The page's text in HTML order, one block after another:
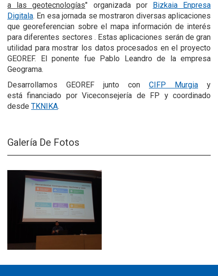
a las geotecnologías" organizada por Bizkaia Enpresa
Digitala. En esa jornada se mostraron diversas aplicaciones
que georeferencian sobre el mapa información de interés
para diferentes sectores . Estas aplicaciones serán de gran
utilidad para mostrar los datos procesados en el proyecto
GEOREF. El ponente fue Pablo Leandro de la empresa
Geograma.
Desarrollamos GEOREF junto con CIFP Murgia y
está financiado por Viceconsejería de FP y coordinado
desde TKNIKA.
Galería De Fotos